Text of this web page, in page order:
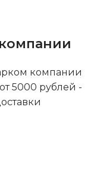
компании
5000 рублей -